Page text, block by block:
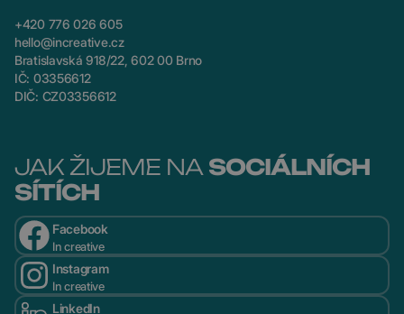
+420 776 026 605
hello@increative.cz
Bratislavská 918/22, 602 00 Brno
IČ: 03356612
DIČ: CZ03356612
JAK ŽIJEME NA SOCIÁLNÍCH
SÍTÍCH
Facebook
In creative
Instagram
In creative
LinkedIn